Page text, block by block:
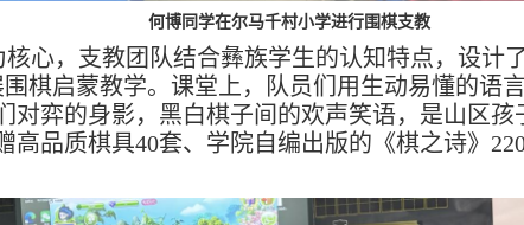
何博同学在尔马千村小学进行围棋支教
心，支教团队结合彝族学生的认知特点，设计
棋启蒙教学。课堂上，队员们用生动易懂的语
对弈的身影，黑白棋子间的欢声笑语，是山区
高品质棋具40套、学院自编出版的《棋之诗》